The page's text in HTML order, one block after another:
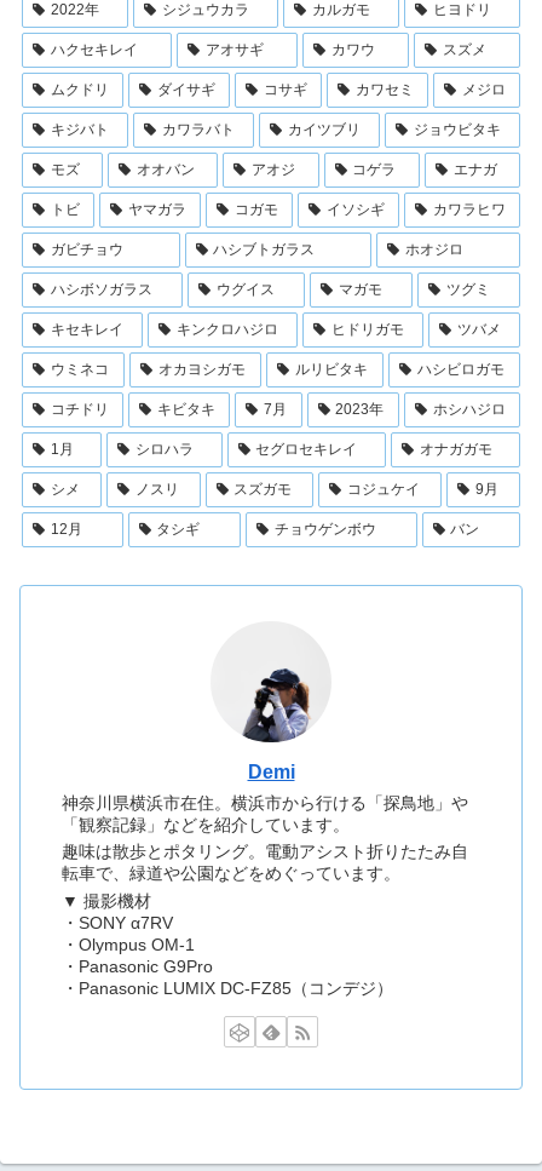
2022年 シジュウカラ カルガモ ヒヨドリ
ハクセキレイ アオサギ カワウ スズメ
ムクドリ ダイサギ コサギ カワセミ メジロ
キジバト カワラバト カイツブリ ジョウビタキ
モズ オオバン アオジ コゲラ エナガ
トビ ヤマガラ コガモ イソシギ カワラヒワ
ガビチョウ ハシブトガラス ホオジロ
ハシボソガラス ウグイス マガモ ツグミ
キセキレイ キンクロハジロ ヒドリガモ ツバメ
ウミネコ オカヨシガモ ルリビタキ ハシビロガモ
コチドリ キビタキ 7月 2023年 ホシハジロ
1月 シロハラ セグロセキレイ オナガガモ
シメ ノスリ スズガモ コジュケイ 9月
12月 タシギ チョウゲンボウ バン
Demi
神奈川県横浜市在住。横浜市から行ける「探鳥地」や
「観察記録」などを紹介しています。
趣味は散歩とポタリング。電動アシスト折りたたみ自
転車で、緑道や公園などをめぐっています。
▼ 撮影機材
・SONY α7RV
・Olympus OM-1
・Panasonic G9Pro
・Panasonic LUMIX DC-FZ85（コンデジ）